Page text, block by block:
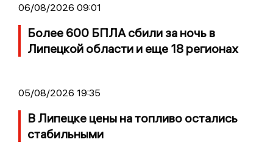
06/08/2026 09:01
Более 600 БПЛА сбили за ночь в
Липецкой области и еще 18 регионах
05/08/2026 19:35
В Липецке цены на топливо остались
стабильными